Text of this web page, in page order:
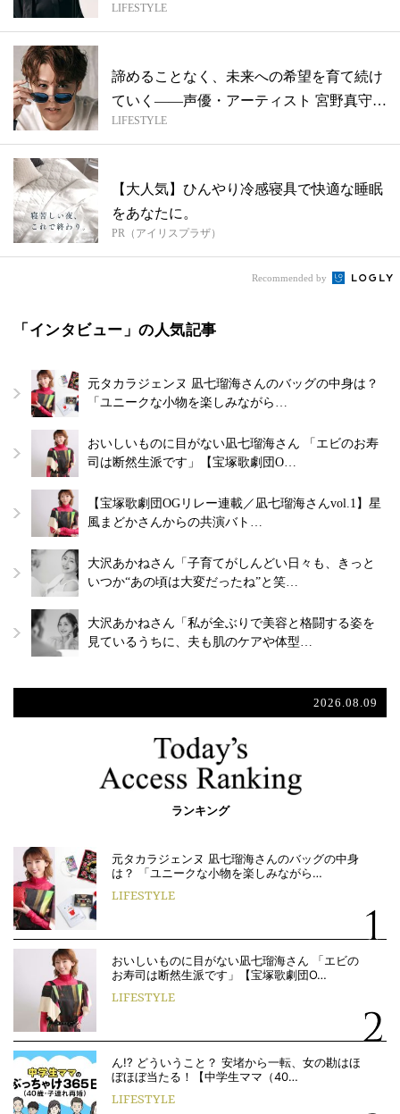
ス...
LIFESTYLE
諦めることなく、未来への希望を育て続け
ていく——声優・アーティスト 宮野真守さ
ん...
LIFESTYLE
【大人気】ひんやり冷感寝具で快適な睡眠
をあなたに。
PR（アイリスプラザ）
Recommended by
「インタビュー」の人気記事
元タカラジェンヌ 凪七瑠海さんのバッグの中身は？
「ユニークな小物を楽しみながら…
おいしいものに目がない凪七瑠海さん 「エビのお寿
司は断然生派です」【宝塚歌劇団O…
【宝塚歌劇団OGリレー連載／凪七瑠海さんvol.1】星
風まどかさんからの共演バト…
大沢あかねさん「子育てがしんどい日々も、きっと
いつか“あの頃は大変だったね”と笑…
大沢あかねさん「私が全ぶりで美容と格闘する姿を
見ているうちに、夫も肌のケアや体型…
2026.08.09
ランキング
元タカラジェンヌ 凪七瑠海さんのバッグの中身
は？ 「ユニークな小物を楽しみながら…
LIFESTYLE
おいしいものに目がない凪七瑠海さん 「エビの
お寿司は断然生派です」【宝塚歌劇団O…
LIFESTYLE
ん!? どういうこと？ 安堵から一転、女の勘はほ
ぼほぼ当たる！【中学生ママ（40…
LIFESTYLE